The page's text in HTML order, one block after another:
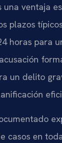
una ventaja
plazos
horas para
un delito
casos en